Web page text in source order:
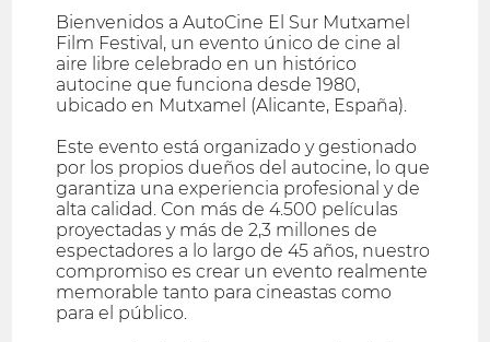
Bienvenidos a AutoCine El Sur Mutxamel
Film Festival, un evento único de cine al
aire libre celebrado en un histórico
autocine que funciona desde 1980,
ubicado en Mutxamel (Alicante, España).
Este evento está organizado y gestionado
por los propios dueños del autocine, lo que
garantiza una experiencia profesional y de
alta calidad. Con más de 4.500 películas
proyectadas y más de 2,3 millones de
espectadores a lo largo de 45 años, nuestro
compromiso es crear un evento realmente
memorable tanto para cineastas como
para el público.